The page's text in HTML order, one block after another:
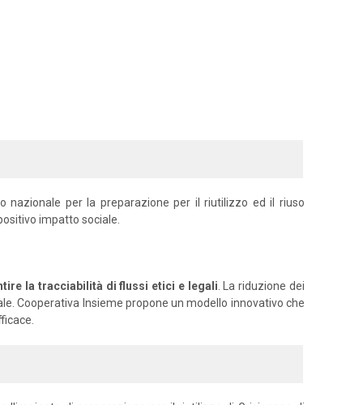
nazionale per la preparazione per il riutilizzo ed il riuso
impatto sociale.
la tracciabilità di flussi etici e legali . La riduzione dei
Cooperativa Insieme propone un modello innovativo che